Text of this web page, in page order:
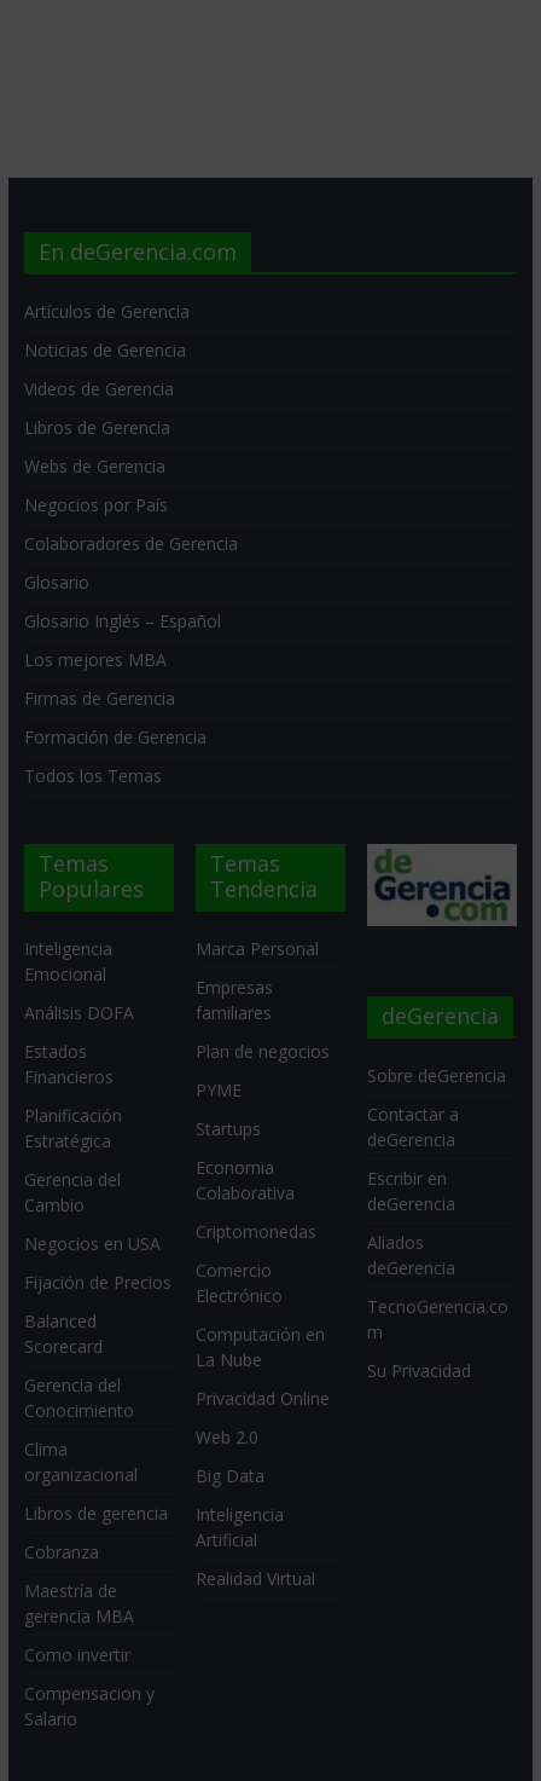
En deGerencia.com
Artículos de Gerencia
Noticias de Gerencia
Videos de Gerencia
Libros de Gerencia
Webs de Gerencia
Negocios por País
Colaboradores de Gerencia
Glosario
Glosario Inglés – Español
Los mejores MBA
Firmas de Gerencia
Formación de Gerencia
Todos los Temas
Temas
Populares
Inteligencia
Emocional
Análisis DOFA
Estados
Financieros
Planificación
Estratégica
Gerencia del
Cambio
Negocios en USA
Fijación de Precios
Balanced
Scorecard
Gerencia del
Conocimiento
Clima
organizacional
Libros de gerencia
Cobranza
Maestría de
gerencia MBA
Como invertir
Compensacion y
Salario
Temas
Tendencia
Marca Personal
Empresas
familiares
Plan de negocios
PYME
Startups
Economia
Colaborativa
Criptomonedas
Comercio
Electrónico
Computación en
La Nube
Privacidad Online
Web 2.0
Big Data
Inteligencia
Artificial
Realidad Virtual
deGerencia
Sobre deGerencia
Contactar a
deGerencia
Escribir en
deGerencia
Aliados
deGerencia
TecnoGerencia.co
m
Su Privacidad